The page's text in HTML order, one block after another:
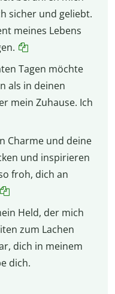
sicher und geliebt.
meines Lebens
Tagen möchte
als in deinen
mein Zuhause. Ich
Charme und deine
und inspirieren
froh, dich an
Held, der mich
zum Lachen
dich in meinem
dich.